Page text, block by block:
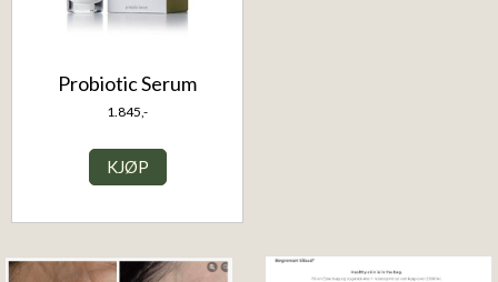
Probiotic Serum
1.845,-
KJØP